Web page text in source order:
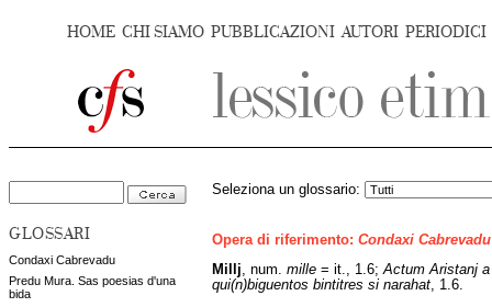
HOME CHI SIAMO PUBBLICAZIONI AUTORI PERIODICI
GLOSSARI
Condaxi Cabrevadu
Predu Mura. Sas poesias d'una
bida
Seleziona un glossario:
Opera di riferimento: Condaxi Cabrevadu
Millj
num. mille = it., 1.6; Actum Aristanj
qui(n)biguentos bintitres si narahat , 1.6.